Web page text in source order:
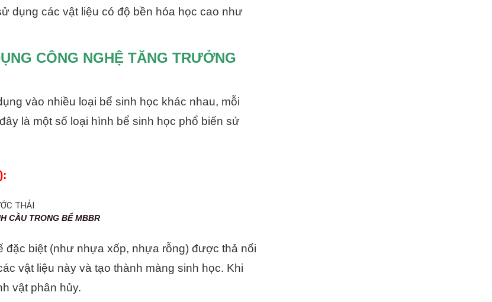
dụng các vật liệu có độ bền hóa học cao như
CÔNG NGHỆ TĂNG TRƯỞNG
vào nhiều loại bể sinh học khác nhau, mỗi
là một số loại hình bể sinh học phổ biến sử
BỂ MBBR
đặc biệt (như nhựa xốp, nhựa rỗng) được thả nổi
vật liệu này và tạo thành màng sinh học. Khi
vật phân hủy.